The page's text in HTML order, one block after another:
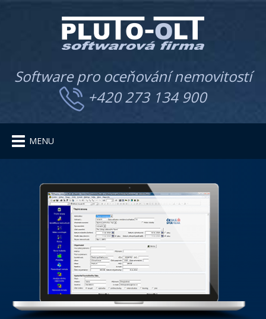
Software pro oceňování nemovitostí
+420 273 134 900
Toggle
MENU